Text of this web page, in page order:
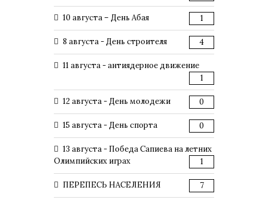
10 августа – День Абая 1
8 августа - День строителя 4
11 августа - антиядерное движение
1
12 августа - День молодежи 0
15 августа - День спорта 0
13 августа - Победа Сапиева на летних
Олимпийских играх
1
ПЕРЕПЕСЬ НАСЕЛЕНИЯ 7